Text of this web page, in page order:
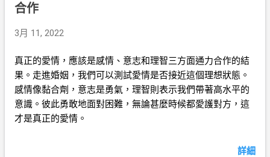
合作
3月 11, 2022
真正的愛情，應該是感情、意志和理智三方面通力合作的結
果。走進婚姻，我們可以測試愛情是否接近這個理想狀態。
感情像黏合劑，意志是勇氣，理智則表示我們帶著高水平的
意識。彼此勇敢地面對困難，無論甚麼時候都愛護對方，這
才是真正的愛情。
詳細